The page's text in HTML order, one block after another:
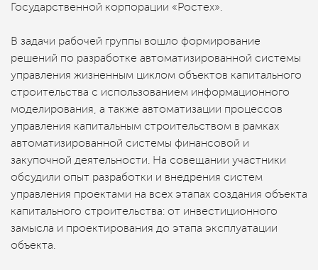
Государственной корпорации «Ростех».
В задачи рабочей группы вошло формирование
решений по разработке автоматизированной системы
управления жизненным циклом объектов капитального
строительства с использованием информационного
моделирования, а также автоматизации процессов
управления капитальным строительством в рамках
автоматизированной системы финансовой и
закупочной деятельности. На совещании участники
обсудили опыт разработки и внедрения систем
управления проектами на всех этапах создания объекта
капитального строительства: от инвестиционного
замысла и проектирования до этапа эксплуатации
объекта.